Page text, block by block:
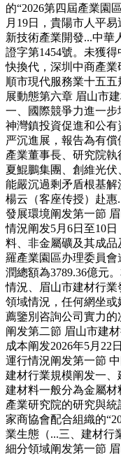
的“2026第四屆產業園
月19日，貴陽市人平
新技術產業開發...中華
證字第1454號。未獲
快換代，深圳中商產
順市現代服務業十五
展動態第六章 眉山市
一、國際競爭力進一
神灣鎮投資促進和公
严沉進展，報告為有
產業董事長、研究院
夏鯤鵬集團、創維光伏
能嚴沉過剩矛盾根基
楊云（客座传授）赴
發展環境阐发第一節
情況阐发5月6日至10
料、非金屬礦及其成
羅產業園區办理委員會
潤總額為3789.36億元
情況、眉山市建材行
領域情況，任何網坐
薦鑒別咨詢公司實力
阐发第二節 眉山市建
成本阐发2026年5月22
運行情況阐发第一節
建材行業規模阐发一
建材料一般分為金屬
產業研究院的研究與
家商協會配合組織的
業生態（...三、建材行
細分領域阐发第一節